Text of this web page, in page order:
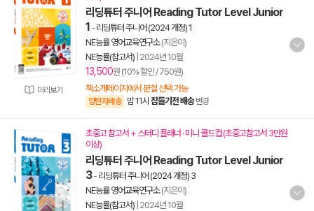
미리보기
리딩튜터 주니어 Reading Tutor Level Junior
1 - 리딩튜터 주니어 (2024 개정) 1
NE능률 영어교육연구소(지은이)
NE능률(참고서) 2024년 10월
13,500원 (10% 할인 / 750원)
책소개페이지에서 분철 선택 가능
양탄자배송 밤 11시 잠들기전 배송 변경
초중고 참고서 + 스터디 플래너 · 미니 콜드컵 (초중고참고서 3만원
이상)
리딩튜터 주니어 Reading Tutor Level Junior
3- 리딩튜터 주니어 (2024 개정) 3
NE능률 영어교육연구소(지은이)
NE능률(참고서) 2024년 10월